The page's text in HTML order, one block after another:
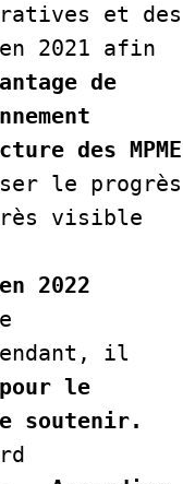
et des
2021 afin
de
des MPME
le progrès
visible
2022
il
le
soutenir.